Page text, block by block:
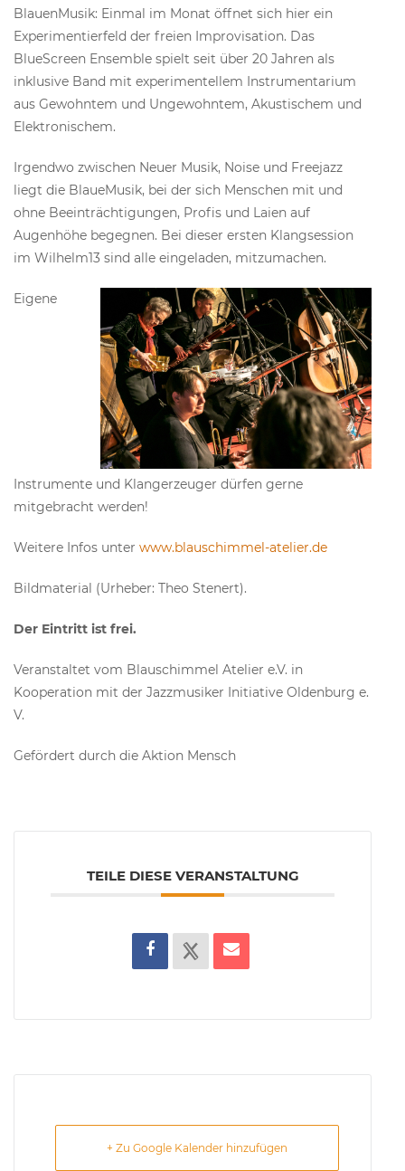
BlauenMusik: Einmal im Monat öffnet sich hier ein
Experimentierfeld der freien Improvisation. Das
BlueScreen Ensemble spielt seit über 20 Jahren als
inklusive Band mit experimentellem Instrumentarium
aus Gewohntem und Ungewohntem, Akustischem und
Elektronischem.
Irgendwo zwischen Neuer Musik, Noise und Freejazz
liegt die BlaueMusik, bei der sich Menschen mit und
ohne Beeinträchtigungen, Profis und Laien auf
Augenhöhe begegnen. Bei dieser ersten Klangsession
im Wilhelm13 sind alle eingeladen, mitzumachen.
Eigene
Instrumente und Klangerzeuger dürfen gerne
mitgebracht werden!
Weitere Infos unter www.blauschimmel-atelier.de
Bildmaterial (Urheber: Theo Stenert).
Der Eintritt ist frei.
Veranstaltet vom Blauschimmel Atelier e.V. in
Kooperation mit der Jazzmusiker Initiative Oldenburg e.
V.
Gefördert durch die Aktion Mensch
TEILE DIESE VERANSTALTUNG
+ Zu Google Kalender hinzufügen